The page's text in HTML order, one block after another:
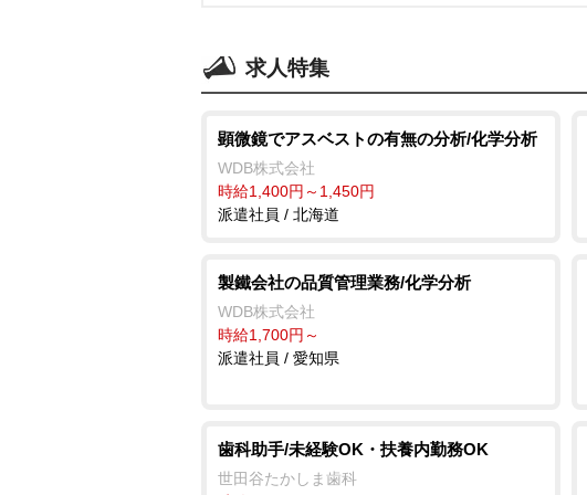
求人特集
顕微鏡でアスベストの有無の分析/化学分析
WDB株式会社
時給1,400円～1,450円
派遣社員 / 北海道
製鐵会社の品質管理業務/化学分析
WDB株式会社
時給1,700円～
派遣社員 / 愛知県
歯科助手/未経験OK・扶養内勤務OK
世田谷たかしま歯科